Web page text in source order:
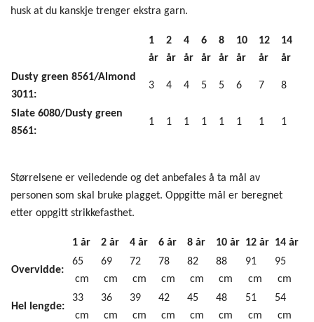
husk at du kanskje trenger ekstra garn.
1
år
2
år
4
år
6
år
8
år
10
år
12
år
14
år
Dusty green 8561/Almond
3011:
3 4 4 5 5 6 7 8
Slate 6080/Dusty green
8561:
1 1 1 1 1 1 1 1
Størrelsene er veiledende og det anbefales å ta mål av
personen som skal bruke plagget. Oppgitte mål er beregnet
etter oppgitt strikkefasthet.
1 år 2 år 4 år 6 år 8 år 10 år 12 år 14 år
Overvidde:
65
cm
69
cm
72
cm
78
cm
82
cm
88
cm
91
cm
95
cm
Hel lengde:
33
cm
36
cm
39
cm
42
cm
45
cm
48
cm
51
cm
54
cm